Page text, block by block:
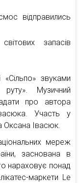
відправились
запасів
звуками
руту». Музичний
про автора
Участь у
Оксана Івасюк.
мереж
заснована в
нараховує понад
маркети Le